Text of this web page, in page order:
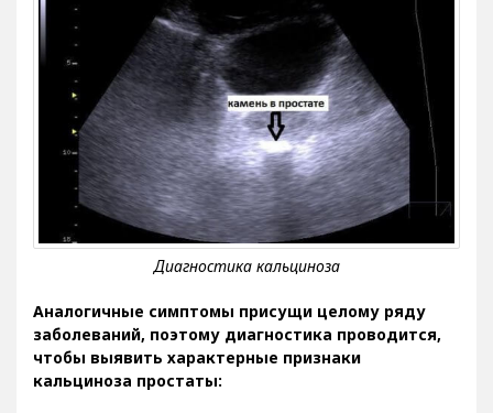
Аналогичные симптомы присущи целому ряду
заболеваний, поэтому диагностика проводится,
чтобы выявить характерные признаки
кальциноза простаты: